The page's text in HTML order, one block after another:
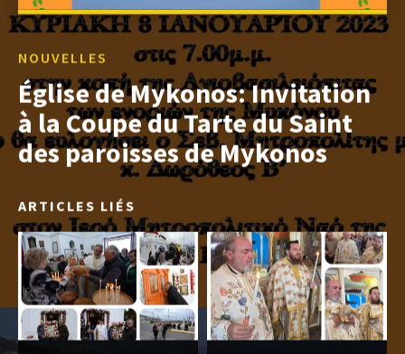
NOUVELLES
Église de Mykonos: Invitation
à la Coupe du Tarte du Saint
des paroisses de Mykonos
ARTICLES LIÉS